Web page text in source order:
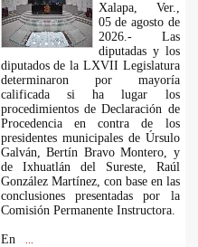
Xalapa, Ver.,
05 de agosto de
2026.- Las
diputadas y los
diputados de la LXVII Legislatura
determinaron por mayoría
calificada si ha lugar los
procedimientos de Declaración de
Procedencia en contra de los
presidentes municipales de Úrsulo
Galván, Bertín Bravo Montero, y
de Ixhuatlán del Sureste, Raúl
González Martínez, con base en las
conclusiones presentadas por la
Comisión Permanente Instructora.
En